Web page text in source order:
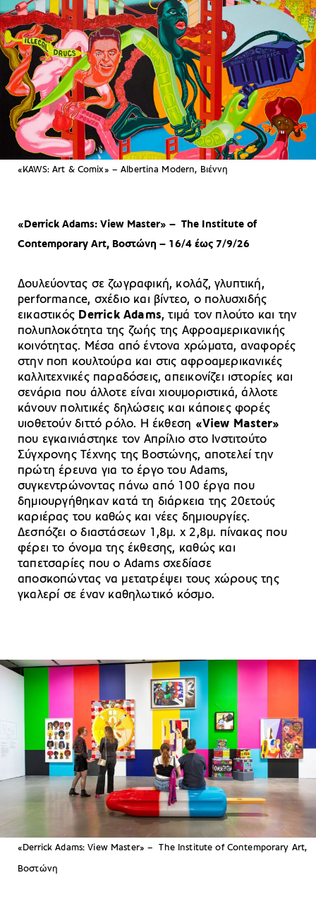
«KAWS: Art & Comix» – Albertina Modern, Βιέννη
«Derrick Adams: View Master» – The Institute of
Contemporary Art, Βοστώνη – 16/4 έως 7/9/26
Δουλεύοντας σε ζωγραφική, κολάζ, γλυπτική,
performance, σχέδιο και βίντεο, ο πολυσχιδής
εικαστικός Derrick Adams, τιμά τον πλούτο και την
πολυπλοκότητα της ζωής της Αφροαμερικανικής
κοινότητας. Μέσα από έντονα χρώματα, αναφορές
στην ποπ κουλτούρα και στις αφροαμερικανικές
καλλιτεχνικές παραδόσεις, απεικονίζει ιστορίες και
σενάρια που άλλοτε είναι χιουμοριστικά, άλλοτε
κάνουν πολιτικές δηλώσεις και κάποιες φορές
υιοθετούν διττό ρόλο. Η έκθεση «View Master»
που εγκαινιάστηκε τον Απρίλιο στο Ινστιτούτο
Σύγχρονης Τέχνης της Βοστώνης, αποτελεί την
πρώτη έρευνα για το έργο του Adams,
συγκεντρώνοντας πάνω από 100 έργα που
δημιουργήθηκαν κατά τη διάρκεια της 20ετούς
καριέρας του καθώς και νέες δημιουργίες.
Δεσπόζει ο διαστάσεων 1,8μ. x 2,8μ. πίνακας που
φέρει το όνομα της έκθεσης, καθώς και
ταπετσαρίες που ο Adams σχεδίασε
αποσκοπώντας να μετατρέψει τους χώρους της
γκαλερί σε έναν καθηλωτικό κόσμο.
«Derrick Adams: View Master» – The Institute of Contemporary Art,
Βοστώνη